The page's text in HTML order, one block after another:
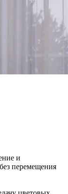
и
перемещения